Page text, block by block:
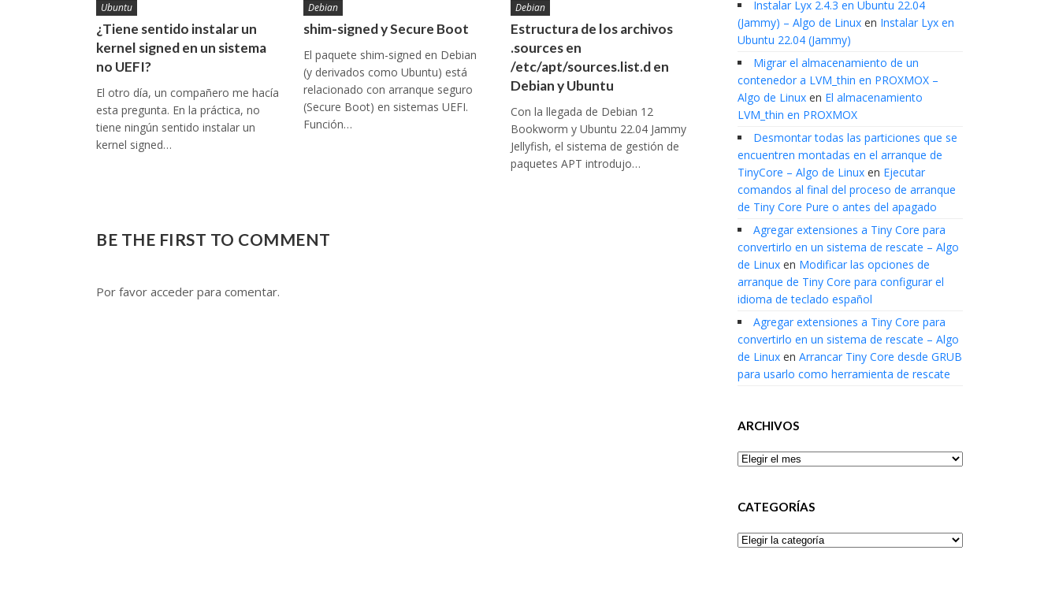
Ubuntu
¿Tiene sentido instalar un
kernel signed en un sistema
no UEFI?
El otro día, un compañero me hacía
esta pregunta. En la práctica, no
tiene ningún sentido instalar un
kernel signed…
Debian
shim-signed y Secure Boot
El paquete shim-signed en Debian
(y derivados como Ubuntu) está
relacionado con arranque seguro
(Secure Boot) en sistemas UEFI.
Función…
Debian
Estructura de los archivos
.sources en
/etc/apt/sources.list.d en
Debian y Ubuntu
Con la llegada de Debian 12
Bookworm y Ubuntu 22.04 Jammy
Jellyfish, el sistema de gestión de
paquetes APT introdujo…
BE THE FIRST TO COMMENT
Por favor acceder para comentar.
Instalar Lyx 2.4.3 en Ubuntu 22.04
(Jammy) – Algo de Linux en Instalar Lyx en
Ubuntu 22.04 (Jammy)
Migrar el almacenamiento de un
contenedor a LVM_thin en PROXMOX –
Algo de Linux en El almacenamiento
LVM_thin en PROXMOX
Desmontar todas las particiones que se
encuentren montadas en el arranque de
TinyCore – Algo de Linux en Ejecutar
comandos al final del proceso de arranque
de Tiny Core Pure o antes del apagado
Agregar extensiones a Tiny Core para
convertirlo en un sistema de rescate – Algo
de Linux en Modificar las opciones de
arranque de Tiny Core para configurar el
idioma de teclado español
Agregar extensiones a Tiny Core para
convertirlo en un sistema de rescate – Algo
de Linux en Arrancar Tiny Core desde GRUB
para usarlo como herramienta de rescate
ARCHIVOS
Archivos
CATEGORÍAS
Categorías